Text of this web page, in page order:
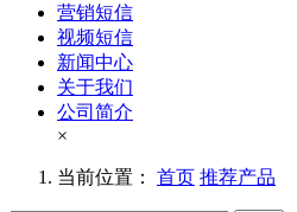
营销短信
视频短信
新闻中心
关于我们
公司简介
×
当前位置： 首页 推荐产品